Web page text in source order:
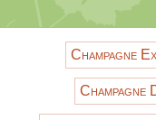
Champagne
Champagne